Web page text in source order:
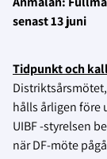
senast 13 juni
Tidpunkt och
hålls årligen före
UIBF -styrelsen
när DF-möte